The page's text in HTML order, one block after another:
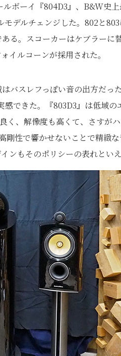
ボーイ『804D3』、B&W史
デルチェンジした。802と
る。スコーカーはケブラーに
イルコーンが採用された。
バスレフっぽい音の出方だっ
できた。『803D3』は低域の
く、解像度も高くて、さすが
性で響かせないことで精緻
ンもそのポリシーの表れといえ